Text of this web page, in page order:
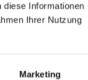
diese Informationen
Ihrer Nutzung
Marketing